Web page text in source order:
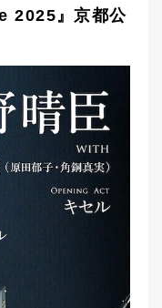
2025』京都公